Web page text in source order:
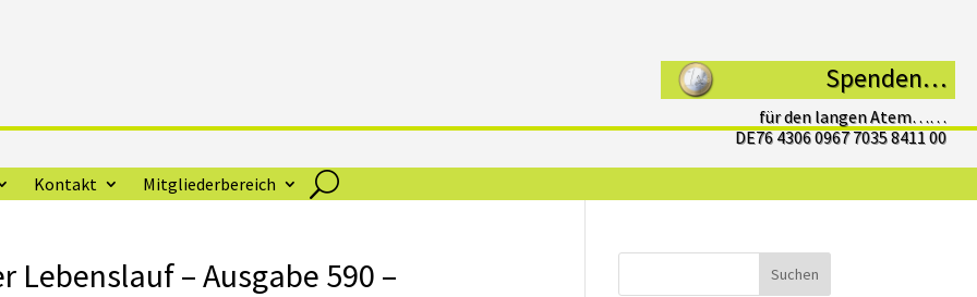
Spenden…
für den langen Atem……
DE76 4306 0967 7035 8411 00
Kontakt Mitgliederbereich
– Ausgabe 590 –
Suchen